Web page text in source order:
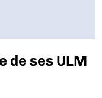
de ses ULM